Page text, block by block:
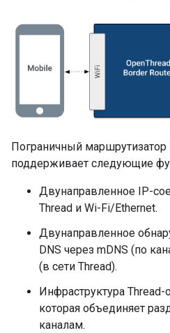
Пограничный
поддерживает следующие
Двунаправленное IP-
Thread и Wi-Fi/Ethernet.
Двунаправленное
DNS через mDNS (по
(в сети Thread).
Инфраструктура
которая объединяет
каналам.